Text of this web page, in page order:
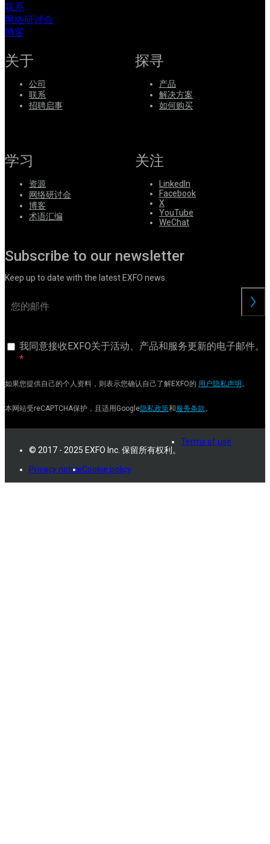
联系
网络研讨会
博客
关于
公司
联系
招聘启事
探寻
产品
解决方案
如何购买
学习
资源
网络研讨会
博客
术语汇编
关注
LinkedIn
Facebook
X
YouTube
WeChat
Subscribe to our newsletter
Keep up to date with the latest EXFO news.
我同意接收EXFO关于活动、产品和服务更新的电子邮件。
如果您提供自己的个人资料，则表示您确认自己了解EXFO的 用户隐私声明 。
本网站受reCAPTCHA保护，且适用Google隐私政策和服务条款。
© 2017 - 2025 EXFO Inc. 保留所有权利。
Terms of use
Privacy noticeCookie policy